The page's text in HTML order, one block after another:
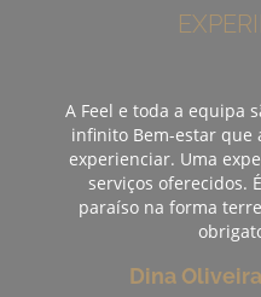
A Feel e toda a equipa
infinito Bem-estar que
experienciar. Uma
serviços oferecidos.
paraíso na forma
Dina